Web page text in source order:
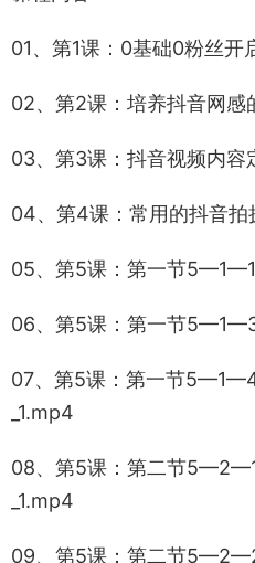
01、第1课：0基础0粉丝开
02、第2课：培养抖音网感
03、第3课：抖音视频内容
04、第4课：常用的抖音拍
05、第5课：第一节5—1—1
06、第5课：第一节
07、第5课：第一节
_1.mp4
08、第5课：第二节
_1.mp4
09、第5课：第二节